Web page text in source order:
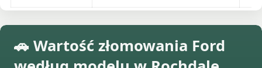
🚗 Wartość złomowania Ford